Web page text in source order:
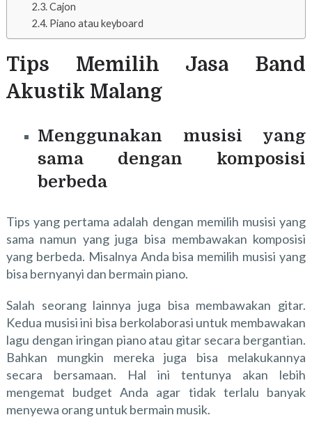
Cajon
Piano atau keyboard
Tips Memilih Jasa Band
Akustik Malang
Menggunakan musisi yang
sama dengan komposisi
berbeda
Tips yang pertama adalah dengan memilih musisi yang
sama namun yang juga bisa membawakan komposisi
yang berbeda. Misalnya Anda bisa memilih musisi yang
bisa bernyanyi dan bermain piano.
Salah seorang lainnya juga bisa membawakan gitar.
Kedua musisi ini bisa berkolaborasi untuk membawakan
lagu dengan iringan piano atau gitar secara bergantian.
Bahkan mungkin mereka juga bisa melakukannya
secara bersamaan. Hal ini tentunya akan lebih
mengemat budget Anda agar tidak terlalu banyak
menyewa orang untuk bermain musik.